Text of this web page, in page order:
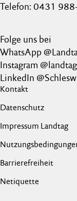
Telefon: 0431
Folge uns bei
WhatsApp
Instagram
LinkedIn
Kontakt
Datenschutz
Impressum Landtag
Barrierefreiheit
Netiquette